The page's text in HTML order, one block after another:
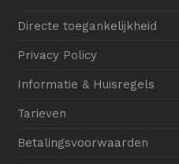
Directe toegankelijkheid
Privacy Policy
Informatie & Huisregels
Tarieven
Betalingsvoorwaarden